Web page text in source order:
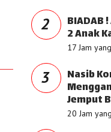
2 BIADAB
2 Anak
17 Jam
3 Nasib
Jemput
20 Jam